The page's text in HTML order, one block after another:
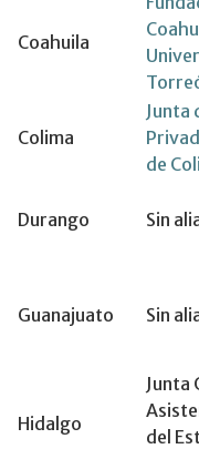
Coahuila
Colima
Junta
de
Durango Sin
Guanajuato Sin
Hidalgo
Junta
del